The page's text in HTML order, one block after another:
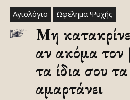
Αγιολόγιο Ωφέλημα Ψυχής
Μη
αν ακόμα τον
τα ίδια σου
αμαρτάνει